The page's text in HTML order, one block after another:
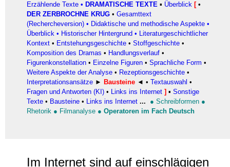
Erzählende Texte • DRAMATISCHE TEXTE ▪ Überblick [ •
DER ZERBROCHNE KRUG • Gesamttext
(Rechercheversion) • Didaktische und methodische Aspekte •
Überblick • Historischer Hintergrund • Literaturgeschichtlicher
Kontext • Entstehungsgeschichte • Stoffgeschichte •
Komposition des Dramas • Handlungsverlauf •
Figurenkonstellation • Einzelne Figuren • Sprachliche Form •
Weitere Aspekte der Analyse • Rezeptionsgeschichte •
Interpretationsansätze ► Bausteine ◄ • Textauswahl •
Fragen und Antworten (KI) • Links ins Internet ] ▪ Sonstige
Texte • Bausteine • Links ins Internet ... ● Schreibformen ●
Rhetorik ● Filmanalyse ● Operatoren im Fach Deutsch
Im Internet sind auf einschlägigen